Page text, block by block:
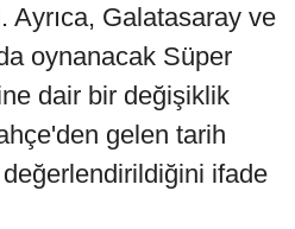
Ayrıca, Galatasaray ve
oynanacak Süper
dair bir değişiklik
gelen tarih
ifade